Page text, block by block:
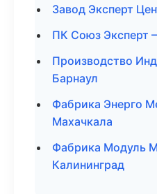
Завод Эксперт
ПК Союз Эксперт
Производство
Барнаул
Фабрика Энерго
Махачкала
Фабрика Модуль
Калининград